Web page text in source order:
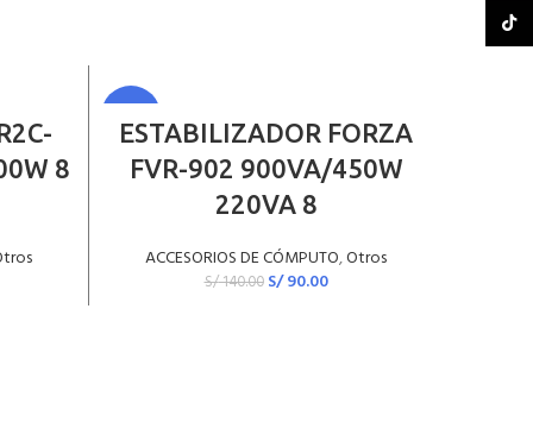
8
VENDI
ESTABILIZADOR FORZA
FVR-902 900VA/450W
220VA 8
ACCESORIOS DE CÓMPUTO,Otros
S/140.00 S/90.00